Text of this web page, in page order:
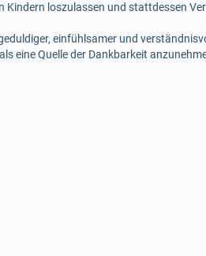
loszulassen und stattdessen
einfühlsamer und
eine Quelle der Dankbarkeit